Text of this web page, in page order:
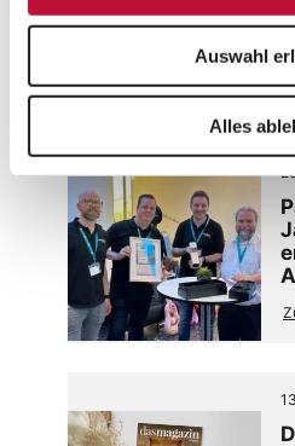
Auswahl
Alles